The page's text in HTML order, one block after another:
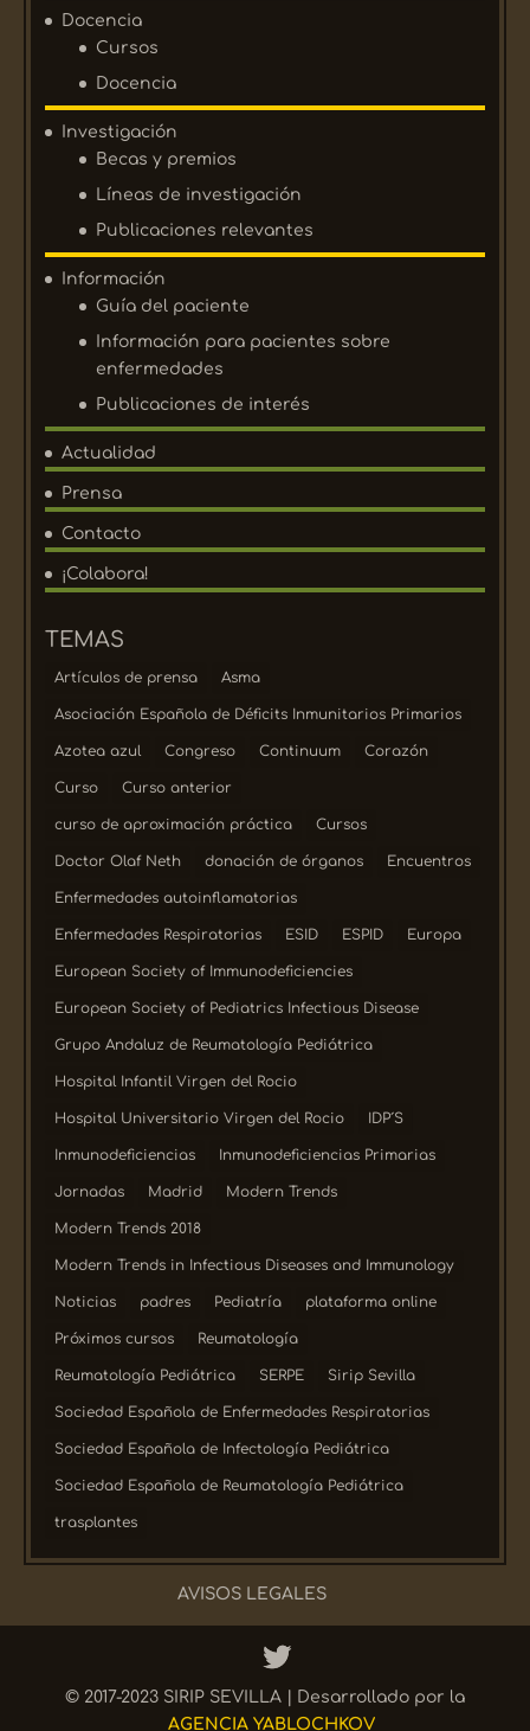
Docencia
Cursos
Docencia
Investigación
Becas y premios
Líneas de investigación
Publicaciones relevantes
Información
Guía del paciente
Información para pacientes sobre
enfermedades
Publicaciones de interés
Actualidad
Prensa
Contacto
¡Colabora!
TEMAS
Artículos de prensa Asma
Asociación Española de Déficits Inmunitarios Primarios
Azotea azul Congreso Continuum Corazón
Curso Curso anterior
curso de aproximación práctica Cursos
Doctor Olaf Neth donación de órganos Encuentros
Enfermedades autoinflamatorias
Enfermedades Respiratorias ESID ESPID Europa
European Society of Immunodeficiencies
European Society of Pediatrics Infectious Disease
Grupo Andaluz de Reumatología Pediátrica
Hospital Infantil Virgen del Rocio
Hospital Universitario Virgen del Rocio IDP´S
Inmunodeficiencias Inmunodeficiencias Primarias
Jornadas Madrid Modern Trends
Modern Trends 2018
Modern Trends in Infectious Diseases and Immunology
Noticias padres Pediatría plataforma online
Próximos cursos Reumatología
Reumatología Pediátrica SERPE Sirip Sevilla
Sociedad Española de Enfermedades Respiratorias
Sociedad Española de Infectología Pediátrica
Sociedad Española de Reumatología Pediátrica
trasplantes
AVISOS LEGALES
© 2017-2023 SIRIP SEVILLA | Desarrollado por la
AGENCIA YABLOCHKOV